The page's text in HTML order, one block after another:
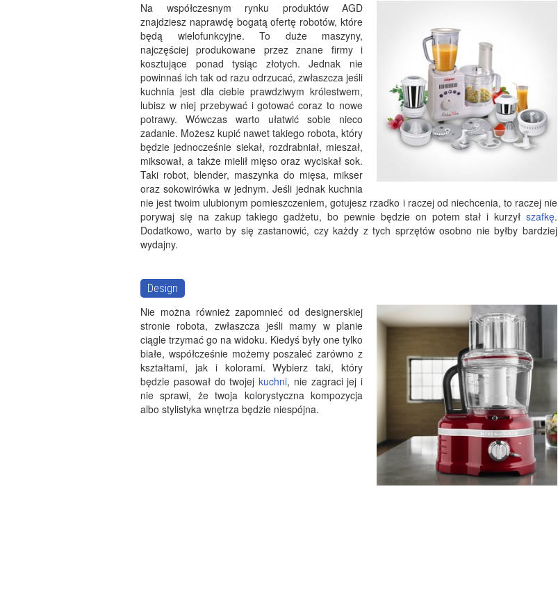
Na współczesnym rynku produktów AGD
znajdziesz naprawdę bogatą ofertę robotów, które
będą wielofunkcyjne. To duże maszyny,
najczęściej produkowane przez znane firmy i
kosztujące ponad tysiąc złotych. Jednak nie
powinnaś ich tak od razu odrzucać, zwłaszcza jeśli
kuchnia jest dla ciebie prawdziwym królestwem,
lubisz w niej przebywać i gotować coraz to nowe
potrawy. Wówczas warto ułatwić sobie nieco
zadanie. Możesz kupić nawet takiego robota, który
będzie jednocześnie siekał, rozdrabniał, mieszał,
miksował, a także mielił mięso oraz wyciskał sok.
Taki robot, blender, maszynka do mięsa, mikser
oraz sokowirówka w jednym. Jeśli jednak kuchnia
nie jest twoim ulubionym pomieszczeniem, gotujesz rzadko i raczej od niechcenia, to raczej nie
porywaj się na zakup takiego gadżetu, bo pewnie będzie on potem stał i kurzył szafkę.
Dodatkowo, warto by się zastanowić, czy każdy z tych sprzętów osobno nie byłby bardziej
wydajny.
Design
Nie można również zapomnieć od designerskiej
stronie robota, zwłaszcza jeśli mamy w planie
ciągle trzymać go na widoku. Kiedyś były one tylko
białe, współcześnie możemy poszaleć zarówno z
kształtami, jak i kolorami. Wybierz taki, który
będzie pasował do twojej kuchni, nie zagraci jej i
nie sprawi, że twoja kolorystyczna kompozycja
albo stylistyka wnętrza będzie niespójna.